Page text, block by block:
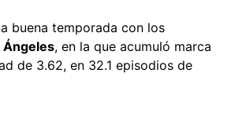
buena temporada con los
Ángeles, en la que acumuló marca
de 3.62, en 32.1 episodios de